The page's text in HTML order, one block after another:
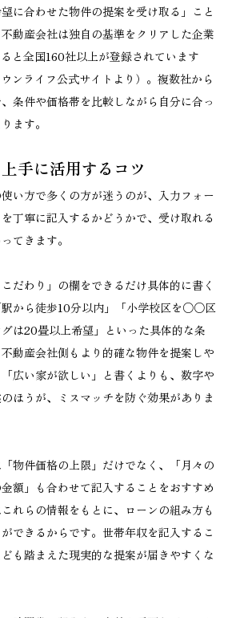
に合わせた物件の提案を受け取る」こと
動産会社は独自の基準をクリアした企業
と全国160社以上が登録されています
ンライフ公式サイトより）。複数社から
条件や価格帯を比較しながら自分に合っ
ます。
手に活用するコツ
い方で多くの方が迷うのが、入力フォー
丁寧に記入するかどうかで、受け取れる
てきます。
だわり」の欄をできるだけ具体的に書く
駅から徒歩10分以内」「小学校区を○○区
は20畳以上希望」といった具体的な条
動産会社側もより的確な物件を提案しや
広い家が欲しい」と書くよりも、数字や
ほうが、ミスマッチを防ぐ効果がありま
物件価格の上限」だけでなく、「月々の
額」も合わせて記入することをおすすめ
れらの情報をもとに、ローンの組み方も
できるからです。世帯年収を記入するこ
も踏まえた現実的な提案が届きやすくな